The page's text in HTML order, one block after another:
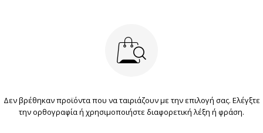
Δεν βρέθηκαν προϊόντα που να ταιριάζουν με την επιλογή σας. Ελέγξτε
την ορθογραφία ή χρησιμοποιήστε διαφορετική λέξη ή φράση.